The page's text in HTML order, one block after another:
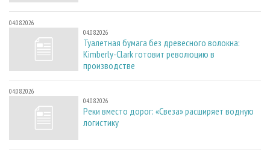
04.08.2026
04.08.2026
Туалетная бумага без древесного волокна:
Kimberly-Clark готовит революцию в
производстве
04.08.2026
04.08.2026
Реки вместо дорог: «Свеза» расширяет водную
логистику